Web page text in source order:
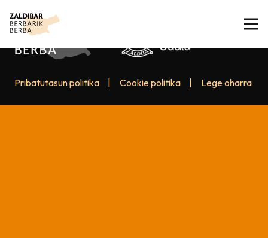
Pribatutasun politika Cookie politika Lege oharra